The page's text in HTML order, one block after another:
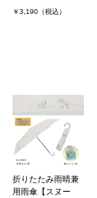
￥3,190（税込）
折りたたみ雨晴兼
用雨傘【スヌー